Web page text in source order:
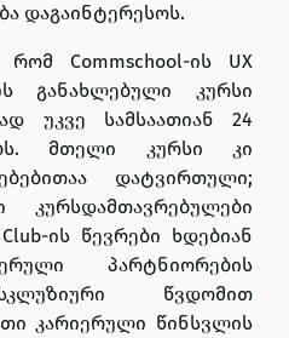
დაგაინტერესოს.
Commschool-ის UX
განახლებული კურსი
უკვე სამსაათიან 24
მთელი კურსი კი
დატვირთული;
ის წევრები ხდებიან
პარტნიორების
წვდომით
კარიერული წინსვლის